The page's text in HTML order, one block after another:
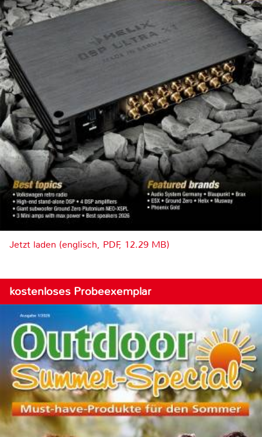
Jetzt laden (englisch, PDF, 12.29 MB)
kostenloses Probeexemplar